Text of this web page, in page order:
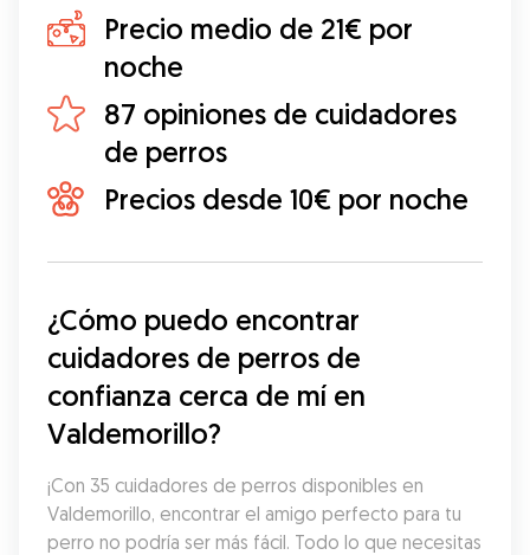
Precio medio de 21€ por
noche
87 opiniones de cuidadores
de perros
Precios desde 10€ por noche
¿Cómo puedo encontrar
cuidadores de perros de
confianza cerca de mí en
Valdemorillo?
¡Con 35 cuidadores de perros disponibles en
Valdemorillo, encontrar el amigo perfecto para tu
perro no podría ser más fácil. Todo lo que necesitas